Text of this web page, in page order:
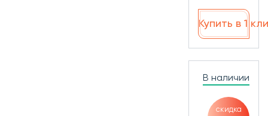
Купить в 1
В наличии
скидка